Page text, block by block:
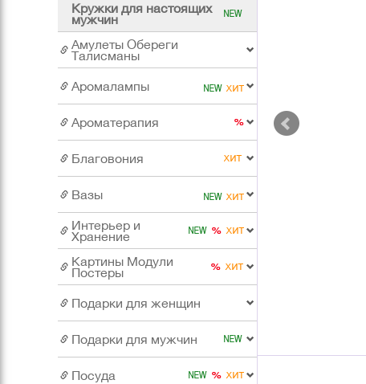
Кружки для настоящих
мужчин
Амулеты Обереги
Талисманы
Аромалампы
Ароматерапия
Благовония
Вазы
Интерьер и
Хранение
Картины Модули
Постеры
Подарки для женщин
Подарки для мужчин
Посуда